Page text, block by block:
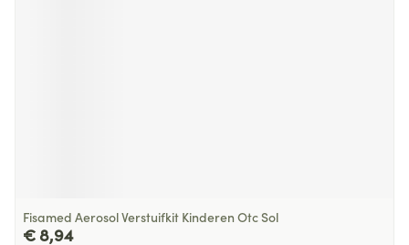
Fisamed Aerosol Verstuifkit Kinderen Otc Sol
€ 8,94